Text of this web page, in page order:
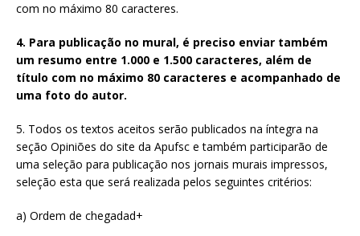
com no máximo 80 caracteres.
4. Para publicação no mural, é preciso enviar também
um resumo entre 1.000 e 1.500 caracteres, além de
título com no máximo 80 caracteres e acompanhado de
uma foto do autor.
5. Todos os textos aceitos serão publicados na íntegra na
seção Opiniões do site da Apufsc e também participarão de
uma seleção para publicação nos jornais murais impressos,
seleção esta que será realizada pelos seguintes critérios:
a) Ordem de chegadad+